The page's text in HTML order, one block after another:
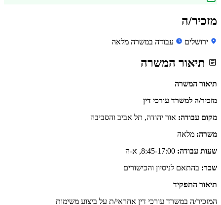
מזכיר/ה
ירושלים עבודה במשרה מלאה
תיאור המשרה
תיאור המשרה
מזכיר/ה למשרד עורכי דין
מקום עבודה: אור יהודה, תל אביב והסביבה
משרה: מלאה
שעות עבודה:
שכר: בהתאם לניסיון והכישורים
תיאור התפקיד
המזכיר/ה במשרד עורכי דין אחראי/ת על ביצוע משימות